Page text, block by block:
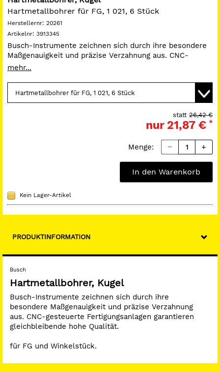
Hartmetallbohrer für FG, 1 021, 6 Stück
Herstellernr: 20261
Artikelnr: 3913345
Busch-Instrumente zeichnen sich durch ihre besondere
Maßgenauigkeit und präzise Verzahnung aus. CNC-
gesteuerte Fertigungsanlagen garantieren
für FG und Winkelstück.
mehr...
26,42 €
statt
nur 21,87 € *
Menge:
In den Warenkorb
Kein Lager-Artikel
PRODUKTINFORMATION
Busch
Hartmetallbohrer, Kugel
Busch-Instrumente zeichnen sich durch ihre
besondere Maßgenauigkeit und präzise Verzahnung
aus. CNC-gesteuerte Fertigungsanlagen garantieren
gleichbleibende hohe Qualität.
für FG und Winkelstück.